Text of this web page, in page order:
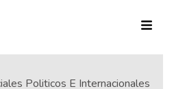
Politicos E Internacionales